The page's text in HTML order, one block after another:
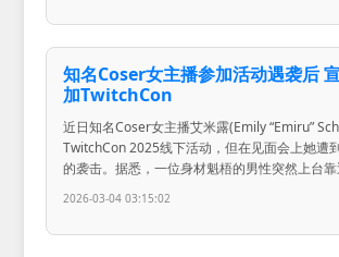
知名Coser女主播参加活动遇袭后
加TwitchCon
近日知名Coser女主播艾米露(Emily “Emiru”
TwitchCon 2025线下活动，但在见面会上她遭
的袭击。据悉，一位身材魁梧的男性突然上台
2026-03-04 03:15:02